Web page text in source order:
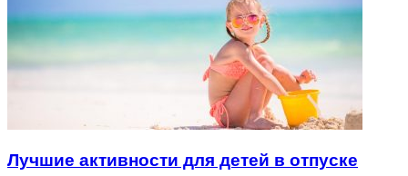
Лучшие активности для детей в отпуске